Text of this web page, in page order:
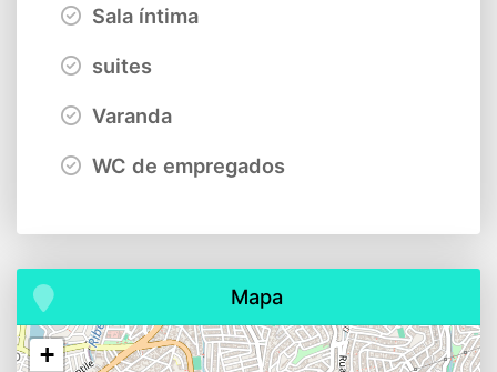
Sala íntima
suites
Varanda
WC de empregados
Mapa
+